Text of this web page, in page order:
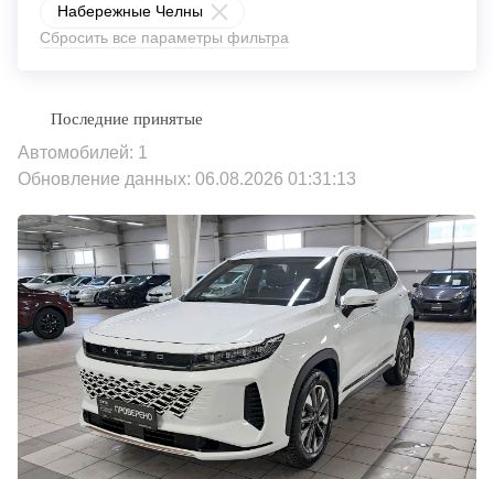
Набережные Челны
Сбросить все параметры фильтра
Автомобилей: 1
Обновление данных: 06.08.2026 01:31:13